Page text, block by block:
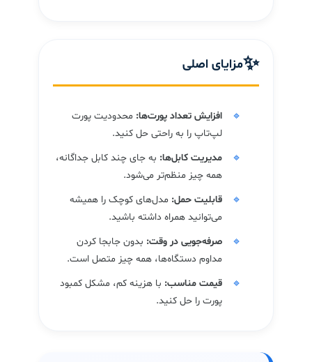
✨مزایای اصلی
افزایش تعداد پورت‌ها: محدودیت پورت
لپ‌تاپ را به راحتی حل کنید.
مدیریت کابل‌ها: به جای چند کابل جداگانه،
همه چیز منظم‌تر می‌شود.
قابلیت حمل: مدل‌های کوچک را همیشه
می‌توانید همراه داشته باشید.
صرفه‌جویی در وقت: بدون جابجا کردن
مداوم دستگاه‌ها، همه چیز متصل است.
قیمت مناسب: با هزینه کم، مشکل کمبود
پورت را حل کنید.